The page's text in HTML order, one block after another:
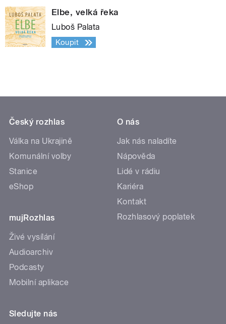
Elbe, velká řeka
Luboš Palata
Koupit
Český rozhlas
Válka na Ukrajině
Komunální volby
Stanice
eShop
mujRozhlas
Živé vysílání
Audioarchiv
Podcasty
Mobilní aplikace
O nás
Jak nás naladíte
Nápověda
Lidé v rádiu
Kariéra
Kontakt
Rozhlasový poplatek
Sledujte nás